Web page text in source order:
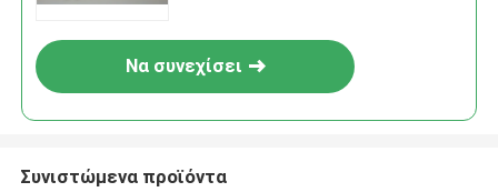
Να συνεχίσει
Συνιστώμενα προϊόντα